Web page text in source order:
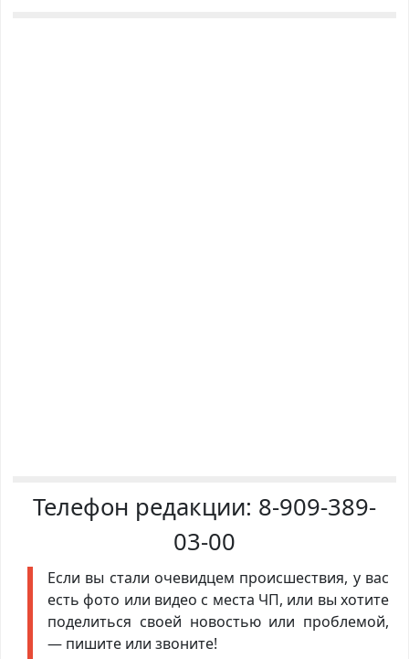
Телефон редакции: 8-909-389-
03-00
Если вы стали очевидцем происшествия, у вас
есть фото или видео с места ЧП, или вы хотите
поделиться своей новостью или проблемой,
— пишите или звоните!